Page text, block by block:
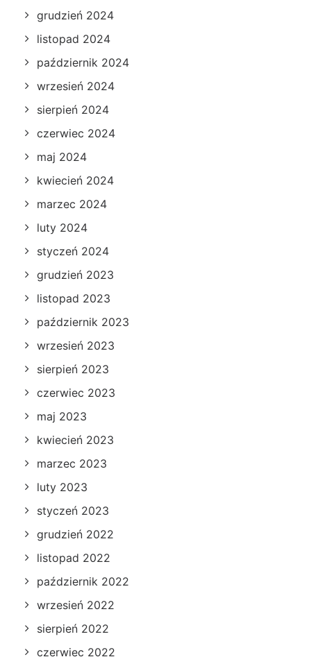
grudzień 2024
listopad 2024
październik 2024
wrzesień 2024
sierpień 2024
czerwiec 2024
maj 2024
kwiecień 2024
marzec 2024
luty 2024
styczeń 2024
grudzień 2023
listopad 2023
październik 2023
wrzesień 2023
sierpień 2023
czerwiec 2023
maj 2023
kwiecień 2023
marzec 2023
luty 2023
styczeń 2023
grudzień 2022
listopad 2022
październik 2022
wrzesień 2022
sierpień 2022
czerwiec 2022